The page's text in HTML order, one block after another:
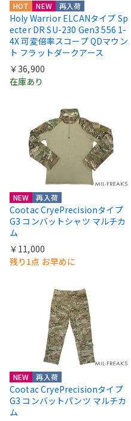
HOT NEW 再入荷
Holy Warrior ELCANタイプ Sp
ecter DR SU-230 Gen3 556 1-
4X 可変倍率スコープ QDマウン
ト フラットダークアース
￥36,900
在庫あり
NEW 再入荷
Cootac CryePrecisionタイプ
G3 コンバットシャツ マルチカ
ム
￥11,000
残り1点 お早めに
NEW 再入荷
Cootac CryePrecisionタイプ
G3 コンバットパンツ マルチカ
ム